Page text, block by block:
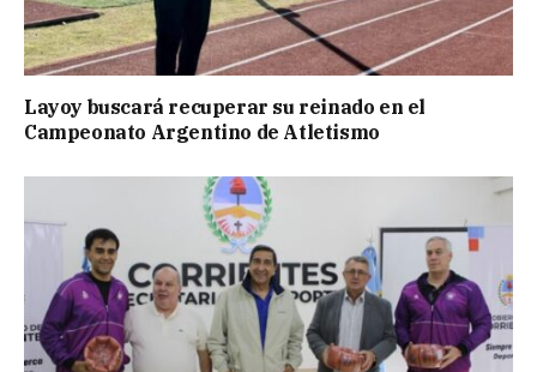
Layoy buscará recuperar su reinado en el
Campeonato Argentino de Atletismo